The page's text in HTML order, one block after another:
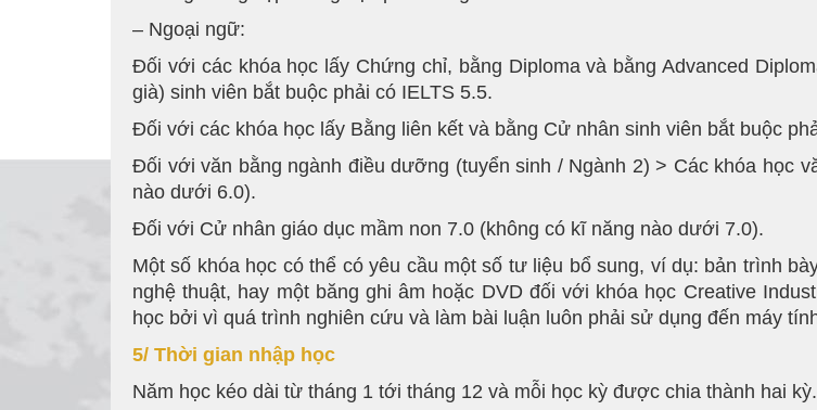
– Ngoại ngữ:
Đối với các khóa học lấy Chứng chỉ, bằng Diploma và bằng Advanced
già) sinh viên bắt buộc phải có IELTS 5.5.
Đối với các khóa học lấy Bằng liên kết và bằng Cử nhân sinh viên bắt buộc
Đối với văn bằng ngành điều dưỡng (tuyển sinh / Ngành 2) > Các khóa học
nào dưới 6.0).
Đối với Cử nhân giáo dục mầm non 7.0 (không có kĩ năng nào dưới 7.0).
Một số khóa học có thể có yêu cầu một số tư liệu bổ sung, ví dụ: bản trình
nghệ thuật, hay một băng ghi âm hoặc DVD đối với khóa học Creative
học bởi vì quá trình nghiên cứu và làm bài luận luôn phải sử dụng đến máy
5/ Thời gian nhập học
Năm học kéo dài từ tháng 1 tới tháng 12 và mỗi học kỳ được chia thành hai kỳ.